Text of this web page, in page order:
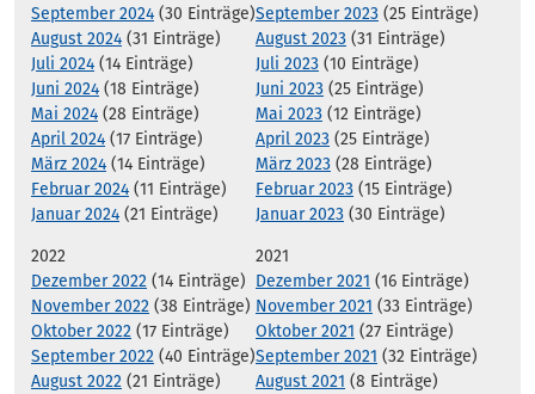
September 2024 (30 Einträge)
August 2024 (31 Einträge)
Juli 2024 (14 Einträge)
Juni 2024 (18 Einträge)
Mai 2024 (28 Einträge)
April 2024 (17 Einträge)
März 2024 (14 Einträge)
Februar 2024 (11 Einträge)
Januar 2024 (21 Einträge)
September 2023 (25 Einträge)
August 2023 (31 Einträge)
Juli 2023 (10 Einträge)
Juni 2023 (25 Einträge)
Mai 2023 (12 Einträge)
April 2023 (25 Einträge)
März 2023 (28 Einträge)
Februar 2023 (15 Einträge)
Januar 2023 (30 Einträge)
2022
Dezember 2022 (14 Einträge)
November 2022 (38 Einträge)
Oktober 2022 (17 Einträge)
September 2022 (40 Einträge)
August 2022 (21 Einträge)
2021
Dezember 2021 (16 Einträge)
November 2021 (33 Einträge)
Oktober 2021 (27 Einträge)
September 2021 (32 Einträge)
August 2021 (8 Einträge)